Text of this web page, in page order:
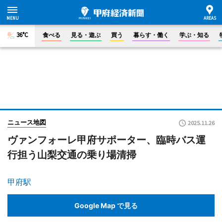
36°C 食べる 見る・遊ぶ 買う 暮らす・働く 学ぶ・知る
ニュース地図 2025.11.26
ヴァンフォーレ甲府サポーター、臨時バス運
行担う山梨交通の乗り場清掃
甲府駅
Google Map で見る